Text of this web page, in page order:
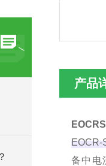
产品
EOCR-
备中电